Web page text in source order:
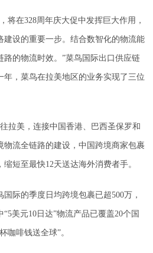
将在328周年庆大促中发挥巨大作用，
建设的重要一步。结合数智化的物流能
路的物流时效。”菜鸟国际出口供应链
年，菜鸟在拉美地区的业务实现了三位
拉美，连接中国香港、巴西圣保罗和
物流全链路的建设，中国跨境商家包裹
短至最快12天送达海外消费者手。
际的季度日均跨境包裹已超500万，
美元10日达”物流产品已覆盖20个国
咖啡钱送全球”。